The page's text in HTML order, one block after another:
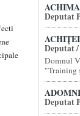
Deputat
Deputat /
Domnul
"Training
Deputat